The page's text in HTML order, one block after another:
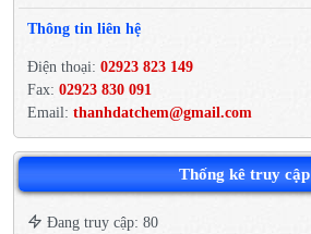
Thông tin liên hệ
Điện thoại: 02923 823 149
Fax: 02923 830 091
Email: thanhdatchem@gmail.com
Thống kê truy cập
Đang truy cập: 80